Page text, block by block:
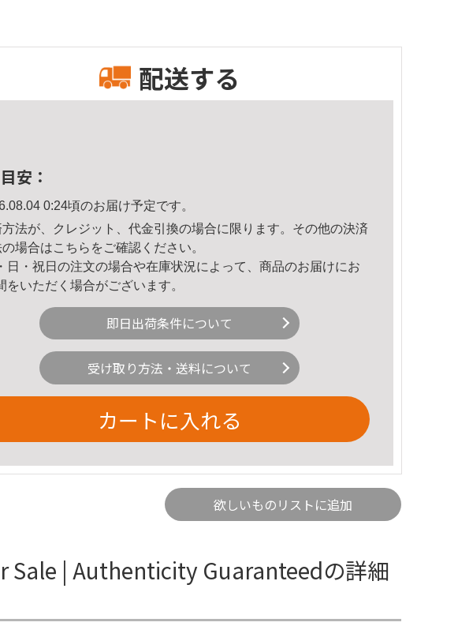
配送する
安：
0:24頃のお届け予定です。
法が、クレジット、代金引換の場合に限ります。その他の決済
場合はこちら をご確認ください。
日・祝日の注文の場合や在庫状況によって、商品のお届けにお
をいただく場合がございます。
即日出荷条件について
受け取り方法・送料について
カートに入れる
欲しいものリストに追加
Sale | Authenticity Guaranteedの詳細